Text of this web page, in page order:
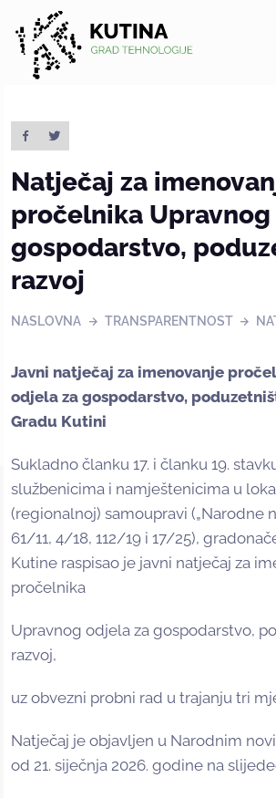
Kutina
Natječaj za
pročelnika
gospodarstvo,
razvoj
NASLOVNA TRANSPARENTNOST
Javni natječaj za imenovanje
odjela za gospodarstvo,
Gradu Kutini
Sukladno članku 17. i članku 19.
službenicima i namještenicima u
(regionalnoj) samoupravi („Narodne
61/11, 4/18, 112/19 i 17/25),
Kutine raspisao je javni natječaj za
pročelnika
Upravnog odjela za gospodarstvo,
razvoj,
uz obvezni probni rad u trajanju tri
Natječaj je objavljen u Narodnim
od 21. siječnja 2026. godine na